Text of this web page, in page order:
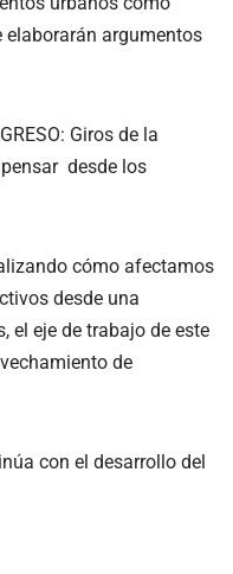
argumentos
Giros de la
desde los
cómo afectamos
desde una
el eje de trabajo de este
de
con el desarrollo del